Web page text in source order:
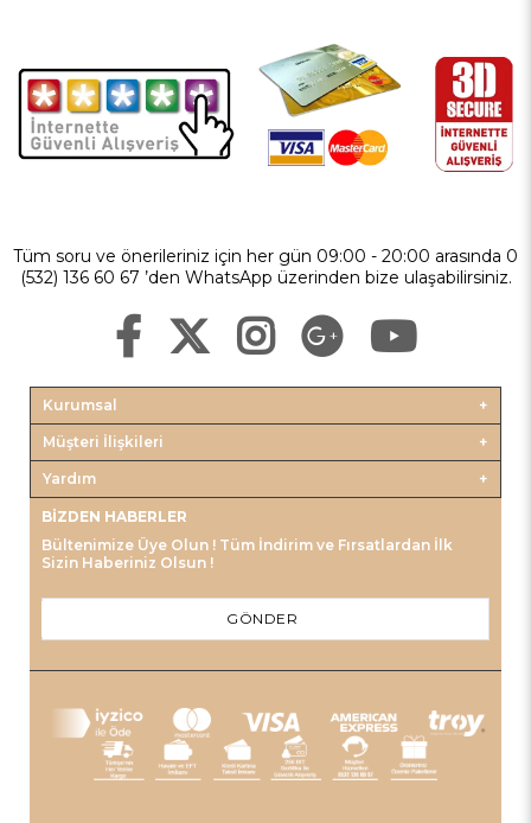
Tüm soru ve önerileriniz için her gün 09:00 - 20:00 arasında 0
(532) 136 60 67 ’den WhatsApp üzerinden bize ulaşabilirsiniz.
Kurumsal
Müşteri İlişkileri
Yardım
BIZDEN HABERLER
Bültenimize Üye Olun ! Tüm İndirim ve Fırsatlardan İlk
Sizin Haberiniz Olsun !
GÖNDER